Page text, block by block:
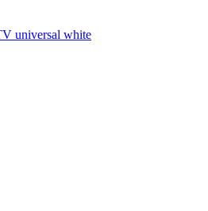
universal white